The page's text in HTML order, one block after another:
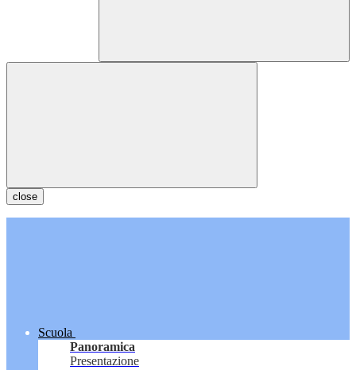
close
Scuola
Panoramica
Presentazione